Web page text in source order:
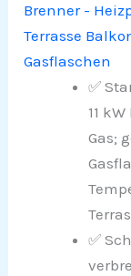
Brenner -
Terrasse
Gasflaschen
✅
11
Gas;
✅